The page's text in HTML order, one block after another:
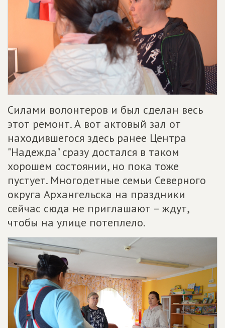
Силами волонтеров и был сделан весь
этот ремонт. А вот актовый зал от
находившегося здесь ранее Центра
"Надежда" сразу достался в таком
хорошем состоянии, но пока тоже
пустует. Многодетные семьи Северного
округа Архангельска на праздники
сейчас сюда не приглашают – ждут,
чтобы на улице потеплело.